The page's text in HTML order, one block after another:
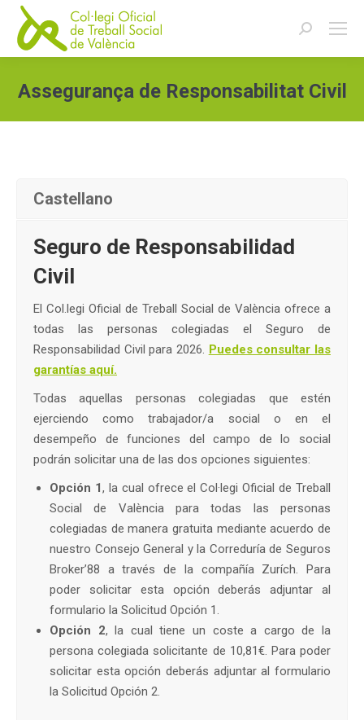
Buscar:
Assegurança de Responsabilitat Civil
Castellano
Seguro de Responsabilidad
Civil
El Col.legi Oficial de Treball Social de València ofrece a
todas las personas colegiadas el Seguro de
Responsabilidad Civil para 2026. Puedes consultar las
garantías aquí.
Todas aquellas personas colegiadas que estén
ejerciendo como trabajador/a social o en el
desempeño de funciones del campo de lo social
podrán solicitar una de las dos opciones siguientes:
Opción 1, la cual ofrece el Col·legi Oficial de Treball
Social de València para todas las personas
colegiadas de manera gratuita mediante acuerdo de
nuestro Consejo General y la Correduría de Seguros
Broker’88 a través de la compañía Zurích. Para
poder solicitar esta opción deberás adjuntar al
formulario la Solicitud Opción 1.
Opción 2, la cual tiene un coste a cargo de la
persona colegiada solicitante de 10,81€. Para poder
solicitar esta opción deberás adjuntar al formulario
la Solicitud Opción 2.